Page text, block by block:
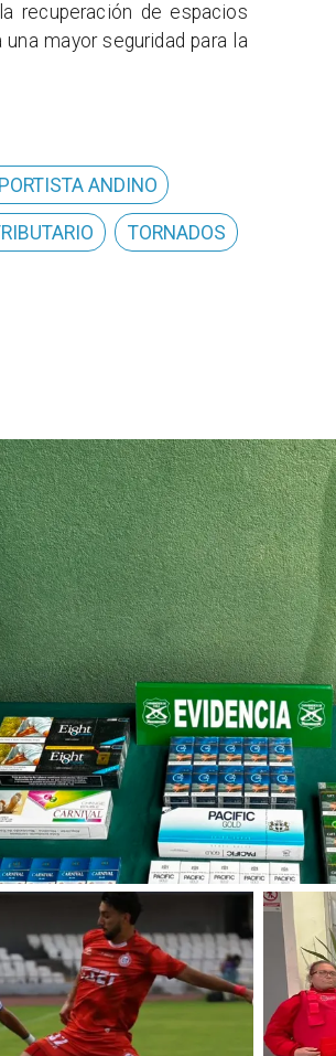
recuperación de espacios
mayor seguridad para la
ANDINO
TORNADOS